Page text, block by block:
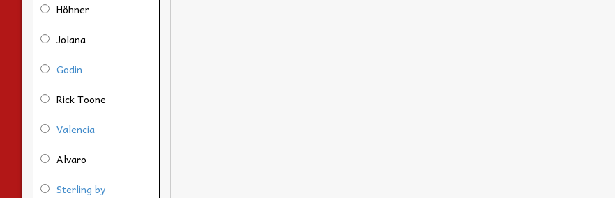
Höhner
Jolana
Godin
Rick Toone
Valencia
Alvaro
Sterling by